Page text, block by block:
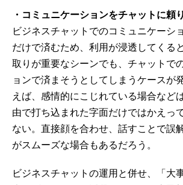
・コミュニケーションをチャットに頼
ビジネスチャットでのコミュニケーシ
だけで済むため、利用が浸透してくる
取りが重要なシーンでも、チャットで
ョンで済まそうとしてしまうケースが
えば、感情的にこじれている場合など
由で打ち込まれた字面だけではかえっ
ない。直接顔を合わせ、話すことで誤
がスムーズな場合もあるだろう。
ビジネスチャットの運用と併せ、「大